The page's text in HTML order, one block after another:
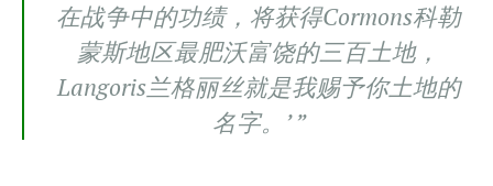
在战争中的功绩，将获得Cormons科勒
蒙斯地区最肥沃富饶的三百土地，
Langoris兰格丽丝就是我赐予你土地的
名字。’ ”